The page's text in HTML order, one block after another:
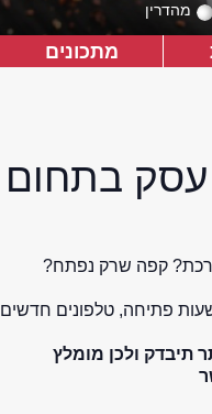
מהדרין
מתכונים
עסק בתחום
קפה שרק נפתח?
שעות פתיחה, טלפונים חדשים
תיבדק ולכן מומלץ